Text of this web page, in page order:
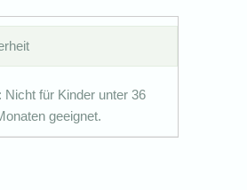
Nicht für Kinder unter 36
geeignet.